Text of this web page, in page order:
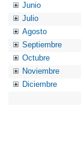
Junio
Julio
Agosto
Septiembre
Octubre
Noviembre
Diciembre